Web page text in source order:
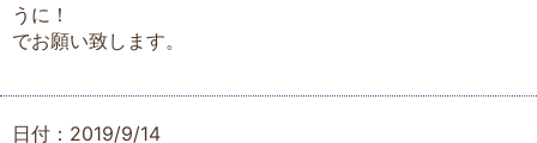
うに！
でお願い致します。
日付：2019/9/14